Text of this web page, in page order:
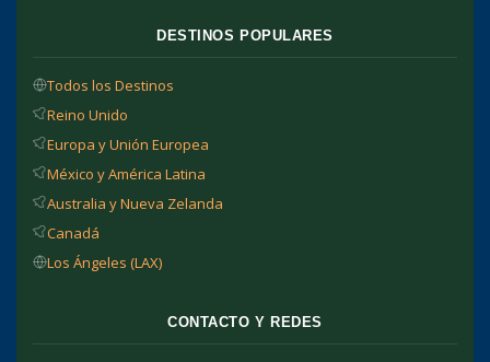
DESTINOS POPULARES
Todos los Destinos
Reino Unido
Europa y Unión Europea
México y América Latina
Australia y Nueva Zelanda
Canadá
Los Ángeles (LAX)
CONTACTO Y REDES